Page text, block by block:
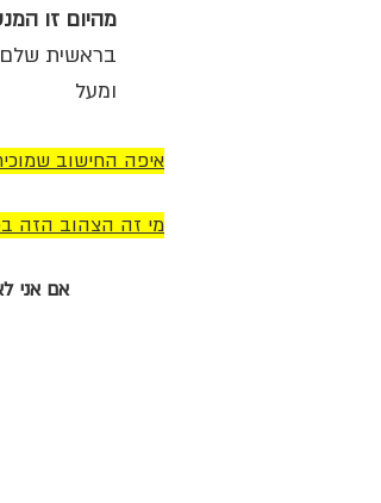
מהיום זו
בראשית שלם לעצמך 10% ומעלה, בראשית שלם לעצמך 10%
ומעל
איפה החישוב
מי זה הצהוב הזה
אם אני